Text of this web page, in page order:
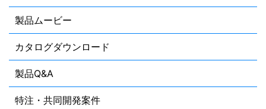
製品ムービー
カタログダウンロード
製品Q&A
特注・共同開発案件